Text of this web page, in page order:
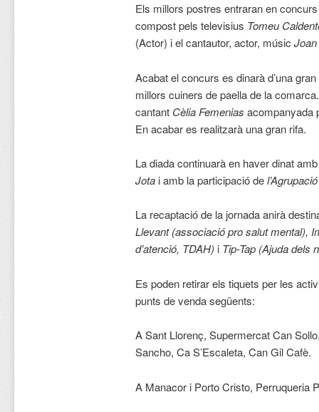
Els millors postres entraran en
compost pels televisius Tomeu
(Actor) i el cantautor, actor, músic
Acabat el concurs es dinarà d’una
millors cuiners de paella de la
cantant Cèlia Femenias acompanyada
En acabar es realitzarà una gran rifa.
La diada continuarà en haver dinat
Jotai amb la participació de
La recaptació de la jornada anirà
Llevant (associació pro salut mental),
d’atenció, TDAH) i Tip-Tap (Ajuda dels
Es poden retirar els tiquets per les
punts de venda següents:
A Sant Llorenç, Supermercat Can
Sancho, Ca S’Escaleta, Can Gil Cafè.
A Manacor i Porto Cristo, Perruqueria